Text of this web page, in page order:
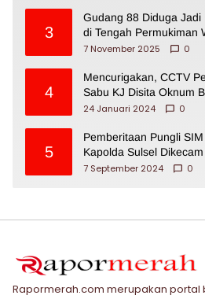
3
Gudang 88 Diduga
di Tengah Permukiman
7 November 2025
0
4
Mencurigakan, CCTV
Sabu KJ Disita Oknum
24 Januari 2024
0
5
Pemberitaan Pungli
Kapolda Sulsel
7 September 2024
0
Rapormerah.com merupakan